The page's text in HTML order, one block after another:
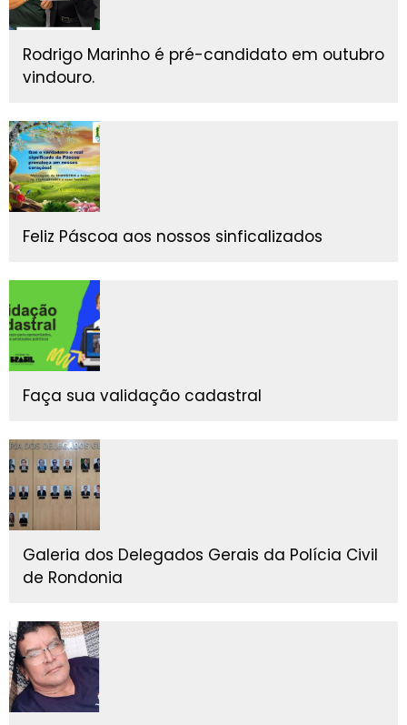
Rodrigo Marinho é pré-candidato em outubro
vindouro.
Feliz Páscoa aos nossos sinficalizados
Faça sua validação cadastral
Galeria dos Delegados Gerais da Polícia Civil
de Rondonia